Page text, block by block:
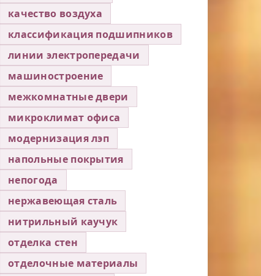
качество воздуха
классификация подшипников
линии электропередачи
машиностроение
межкомнатные двери
микроклимат офиса
модернизация лэп
напольные покрытия
непогода
нержавеющая сталь
нитрильный каучук
отделка стен
отделочные материалы